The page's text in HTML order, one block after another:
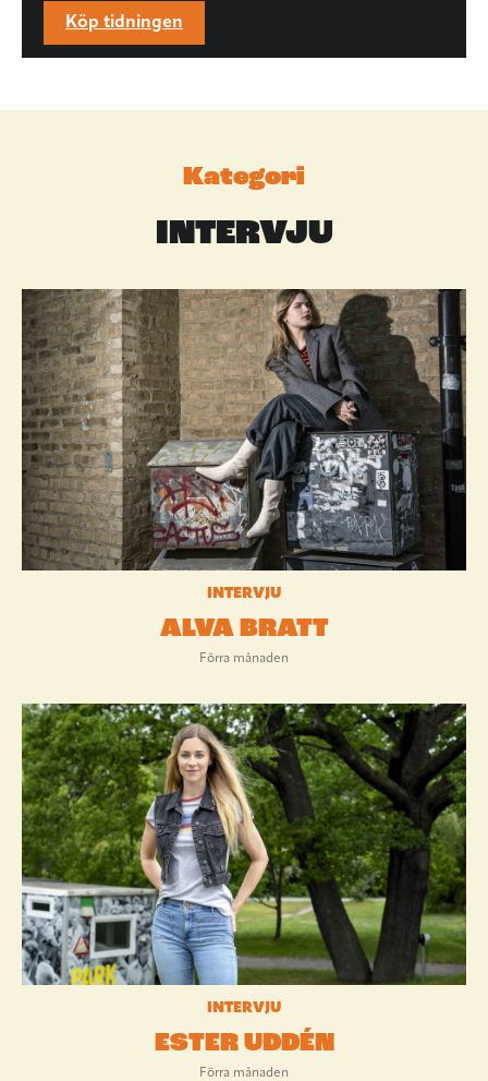
Köp tidningen
INTERVJU
Kategori
INTERVJU
ALVA BRATT
Förra månaden
INTERVJU
ESTER UDDÉN
Förra månaden